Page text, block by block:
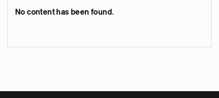
No content has been found.